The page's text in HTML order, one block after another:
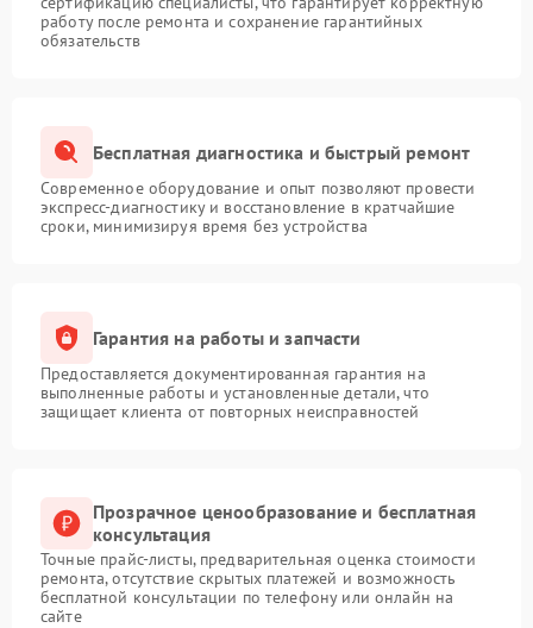
работу после ремонта и сохранение гарантийных
обязательств
Бесплатная диагностика и быстрый ремонт
Современное оборудование и опыт позволяют провести
экспресс-диагностику и восстановление в кратчайшие
сроки, минимизируя время без устройства
Гарантия на работы и запчасти
Предоставляется документированная гарантия на
выполненные работы и установленные детали, что
защищает клиента от повторных неисправностей
Прозрачное ценообразование и бесплатная
консультация
Точные прайс-листы, предварительная оценка стоимости
ремонта, отсутствие скрытых платежей и возможность
бесплатной консультации по телефону или онлайн на
сайте